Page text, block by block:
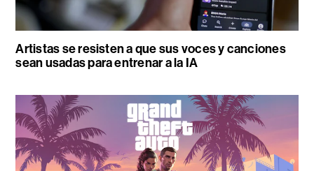
Artistas se resisten a que sus voces y canciones
sean usadas para entrenar a la IA